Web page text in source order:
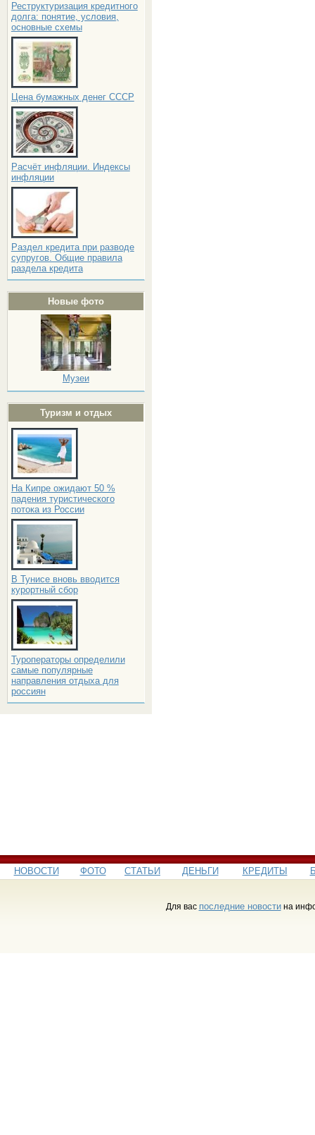
Реструктуризация кредитного
долга: понятие, условия,
основные схемы
Цена бумажных денег СССР
Расчёт инфляции. Индексы
инфляции
Раздел кредита при разводе
супругов. Общие правила
раздела кредита
Новые фото
Музеи
Туризм и отдых
На Кипре ожидают 50 %
падения туристического
потока из России
В Тунисе вновь вводится
курортный сбор
Туроператоры определили
самые популярные
направления отдыха для
россиян
НОВОСТИ ФОТО СТАТЬИ ДЕНЬГИ КРЕДИТЫ
Для вас последние новостина